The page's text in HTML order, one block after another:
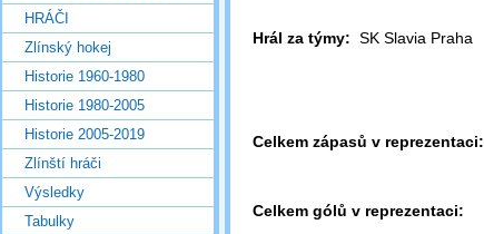
Hrál za týmy: SK Slavia Praha
Celkem zápasů v reprezentaci:
Celkem gólů v reprezentaci:
HRÁČI
Zlínský hokej
Historie 1960-1980
Historie 1980-2005
Historie 2005-2019
Zlínští hráči
Výsledky
Tabulky